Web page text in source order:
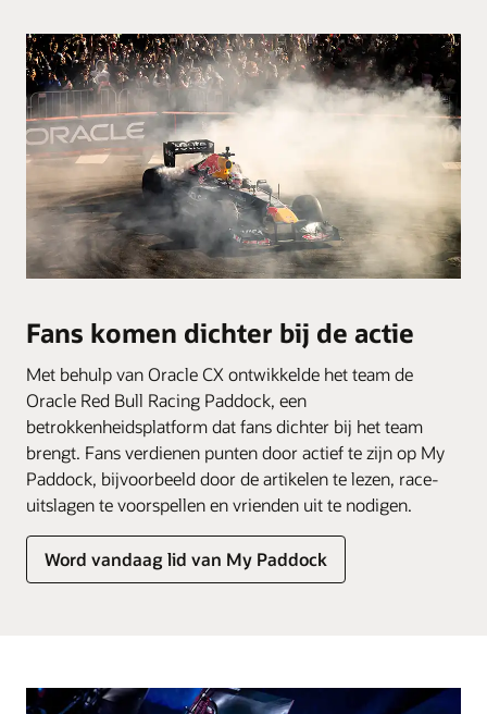
Fans komen dichter bij de actie
Met behulp van Oracle CX ontwikkelde het team de
Oracle Red Bull Racing Paddock, een
betrokkenheidsplatform dat fans dichter bij het team
brengt. Fans verdienen punten door actief te zijn op My
Paddock, bijvoorbeeld door de artikelen te lezen, race-
uitslagen te voorspellen en vrienden uit te nodigen.
Word vandaag lid van My Paddock